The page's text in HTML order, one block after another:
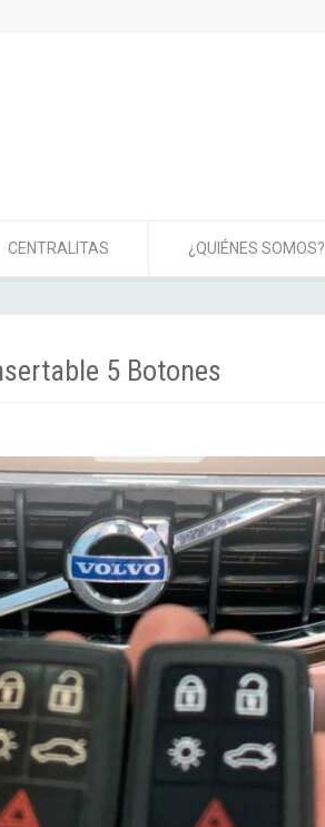
CENTRALITAS ¿QUIÉNES SOMOS?
5 Botones